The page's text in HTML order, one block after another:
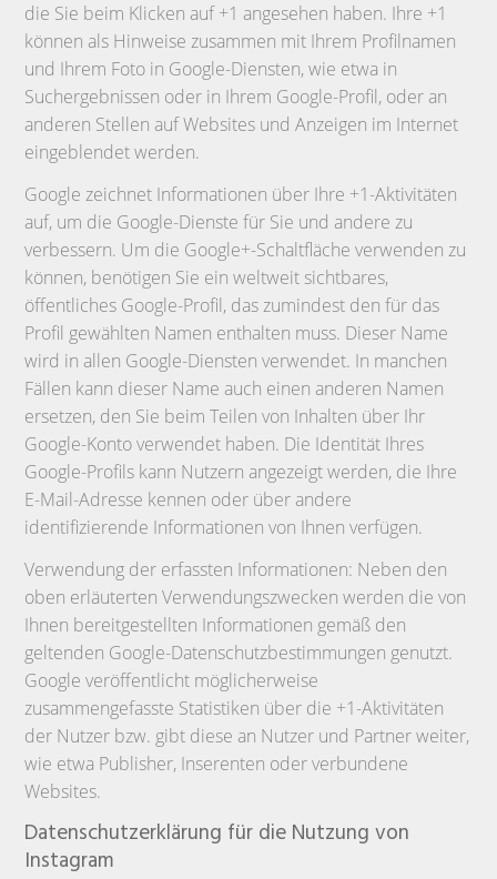
die Sie beim Klicken auf +1 angesehen haben. Ihre +1
können als Hinweise zusammen mit Ihrem Profilnamen
und Ihrem Foto in Google-Diensten, wie etwa in
Suchergebnissen oder in Ihrem Google-Profil, oder an
anderen Stellen auf Websites und Anzeigen im Internet
eingeblendet werden.
Google zeichnet Informationen über Ihre +1-Aktivitäten
auf, um die Google-Dienste für Sie und andere zu
verbessern. Um die Google+-Schaltfläche verwenden zu
können, benötigen Sie ein weltweit sichtbares,
öffentliches Google-Profil, das zumindest den für das
Profil gewählten Namen enthalten muss. Dieser Name
wird in allen Google-Diensten verwendet. In manchen
Fällen kann dieser Name auch einen anderen Namen
ersetzen, den Sie beim Teilen von Inhalten über Ihr
Google-Konto verwendet haben. Die Identität Ihres
Google-Profils kann Nutzern angezeigt werden, die Ihre
E-Mail-Adresse kennen oder über andere
identifizierende Informationen von Ihnen verfügen.
Verwendung der erfassten Informationen: Neben den
oben erläuterten Verwendungszwecken werden die von
Ihnen bereitgestellten Informationen gemäß den
geltenden Google-Datenschutzbestimmungen genutzt.
Google veröffentlicht möglicherweise
zusammengefasste Statistiken über die +1-Aktivitäten
der Nutzer bzw. gibt diese an Nutzer und Partner weiter,
wie etwa Publisher, Inserenten oder verbundene
Websites.
Datenschutzerklärung für die Nutzung von
Instagram